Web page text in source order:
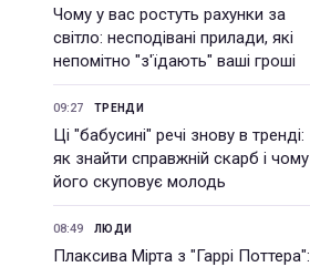
Чому у вас ростуть рахунки за
світло: несподівані прилади, які
непомітно "з'їдають" ваші гроші
09:27 ТРЕНДИ
Ці "бабусині" речі знову в тренді:
як знайти справжній скарб і чому
його скуповує молодь
08:49 ЛЮДИ
Плаксива Мірта з "Гаррі Поттера":